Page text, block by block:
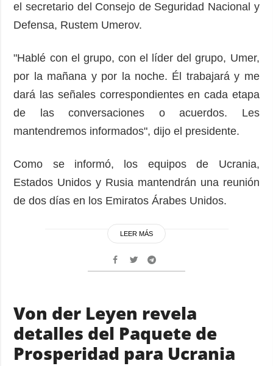
el secretario del Consejo de Seguridad Nacional y
Defensa, Rustem Umerov.
"Hablé con el grupo, con el líder del grupo, Umer,
por la mañana y por la noche. Él trabajará y me
dará las señales correspondientes en cada etapa
de las conversaciones o acuerdos. Les
mantendremos informados", dijo el presidente.
Como se informó, los equipos de Ucrania,
Estados Unidos y Rusia mantendrán una reunión
de dos días en los Emiratos Árabes Unidos.
LEER MÁS
Von der Leyen revela
detalles del Paquete de
Prosperidad para Ucrania